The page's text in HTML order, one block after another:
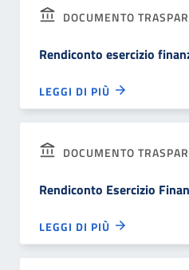
DOCUMENTO
Rendiconto esercizio
LEGGI DI PIÙ
DOCUMENTO
Rendiconto Esercizio
LEGGI DI PIÙ